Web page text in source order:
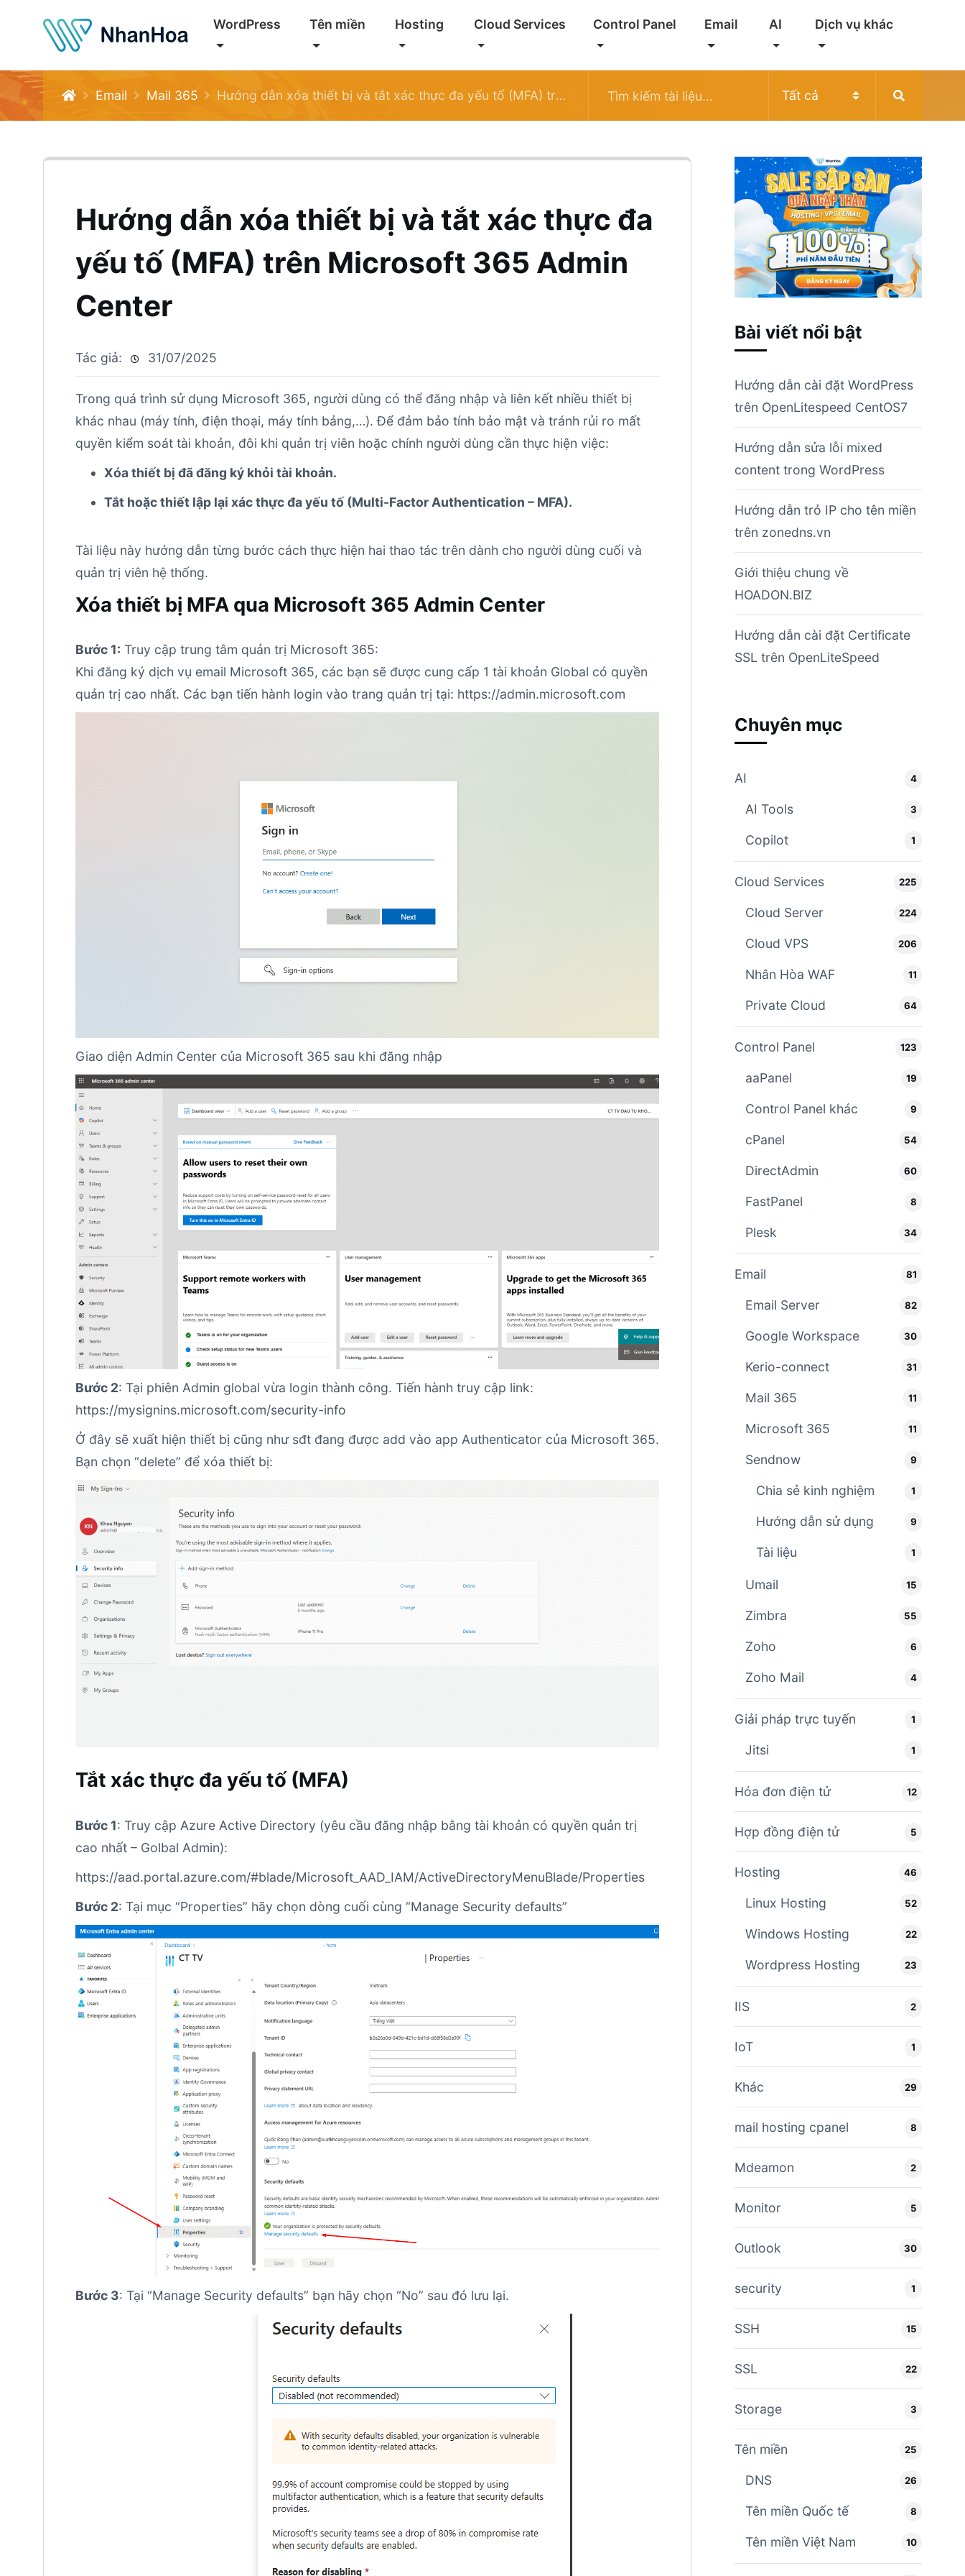
WordPress Tên miền Hosting Cloud Services Control Panel Email AI Dịch vụ khác
Email Mail 365 Hướng dẫn xóa thiết bị và tắt xác thực đa yếu tố (MFA) trên Microsoft 365 Admin Center
Hướng dẫn xóa thiết bị và tắt xác thực đa
yếu tố (MFA) trên Microsoft 365 Admin
Center
Tác giả: 31/07/2025
Trong quá trình sử dụng Microsoft 365, người dùng có thể đăng nhập và liên kết nhiều thiết bị
khác nhau (máy tính, điện thoại, máy tính bảng,…). Để đảm bảo tính bảo mật và tránh rủi ro mất
quyền kiểm soát tài khoản, đôi khi quản trị viên hoặc chính người dùng cần thực hiện việc:
Xóa thiết bị đã đăng ký khỏi tài khoản.
Tắt hoặc thiết lập lại xác thực đa yếu tố (Multi-Factor Authentication – MFA).
Tài liệu này hướng dẫn từng bước cách thực hiện hai thao tác trên dành cho người dùng cuối và
quản trị viên hệ thống.
Xóa thiết bị MFA qua Microsoft 365 Admin Center
Bước 1: Truy cập trung tâm quản trị Microsoft 365:
Khi đăng ký dịch vụ email Microsoft 365, các bạn sẽ được cung cấp 1 tài khoản Global có quyền
quản trị cao nhất. Các bạn tiến hành login vào trang quản trị tại: https://admin.microsoft.com
Giao diện Admin Center của Microsoft 365 sau khi đăng nhập
Bước 2: Tại phiên Admin global vừa login thành công. Tiến hành truy cập link:
https://mysignins.microsoft.com/security-info
Ở đây sẽ xuất hiện thiết bị cũng như sđt đang được add vào app Authenticator của Microsoft 365.
Bạn chọn “delete” để xóa thiết bị:
Tắt xác thực đa yếu tố (MFA)
Bước 1: Truy cập Azure Active Directory (yêu cầu đăng nhập bằng tài khoản có quyền quản trị
cao nhất – Golbal Admin):
https://aad.portal.azure.com/#blade/Microsoft_AAD_IAM/ActiveDirectoryMenuBlade/Properties
Bước 2: Tại mục “Properties” hãy chọn dòng cuối cùng “Manage Security defaults”
Bước 3: Tại “Manage Security defaults” bạn hãy chọn “No” sau đó lưu lại.
Bài viết nổi bật
Hướng dẫn cài đặt WordPress
trên OpenLitespeed CentOS7
Hướng dẫn sửa lỗi mixed
content trong WordPress
Hướng dẫn trỏ IP cho tên miền
trên zonedns.vn
Giới thiệu chung về
HOADON.BIZ
Hướng dẫn cài đặt Certificate
SSL trên OpenLiteSpeed
Chuyên mục
AI 4
AI Tools 3
Copilot 1
Cloud Services 225
Cloud Server 224
Cloud VPS 206
Nhân Hòa WAF 11
Private Cloud 64
Control Panel 123
aaPanel 19
Control Panel khác 9
cPanel 54
DirectAdmin 60
FastPanel 8
Plesk 34
Email 81
Email Server 82
Google Workspace 30
Kerio-connect 31
Mail 365 11
Microsoft 365 11
Sendnow 9
Chia sẻ kinh nghiệm 1
Hướng dẫn sử dụng 9
Tài liệu 1
Umail 15
Zimbra 55
Zoho 6
Zoho Mail 4
Giải pháp trực tuyến 1
Jitsi 1
Hóa đơn điện tử 12
Hợp đồng điện tử 5
Hosting 46
Linux Hosting 52
Windows Hosting 22
Wordpress Hosting 23
IIS 2
IoT 1
Khác 29
mail hosting cpanel 8
Mdeamon 2
Monitor 5
Outlook 30
security 1
SSH 15
SSL 22
Storage 3
Tên miền 25
DNS 26
Tên miền Quốc tế 8
Tên miền Việt Nam 10